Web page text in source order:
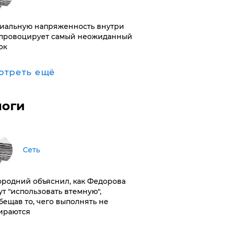
напряженность внутри
самый неожиданный
ещё
Сеть
объяснил, как Федорова
"использовать втемную",
то, чего выполнять не